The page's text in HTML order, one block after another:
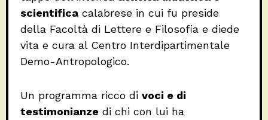
scientifica calabrese in cui fu preside
della Facoltà di Lettere e Filosofia e diede
vita e cura al Centro Interdipartimentale
Demo-Antropologico.
Un programma ricco di voci e di
testimonianze di chi con lui ha